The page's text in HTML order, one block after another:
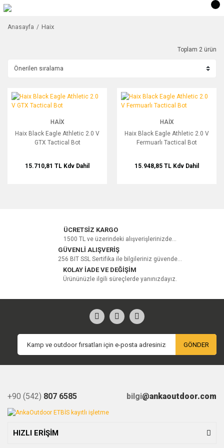
Anasayfa Haix
Toplam 2 ürün
Haix Black Eagle Athletic 2.0 V GTX Tactical Bot
HAIX
Haix Black Eagle Athletic 2.0 V
GTX Tactical Bot
15.710,81 TL Kdv Dahil
Haix Black Eagle Athletic 2.0 V
HAIX
Haix Black Eagle Athletic 2.0 V
Fermuarlı Tactical Bot
15.948,85 TL Kdv Dahil
ÜCRETSİZ KARGO
1500 TL ve üzerindeki alışverişlerinizde...
GÜVENLİ ALIŞVERİŞ
256 BIT SSL Sertifika ile bilgileriniz güvende...
KOLAY İADE VE DEĞİŞİM
Ürününüzle ilgili süreçlerde yanınızdayız.
GÖNDER
+90 (542) 807 6585 bilgi@ankaoutdoor.com
HIZLI ERİŞİM